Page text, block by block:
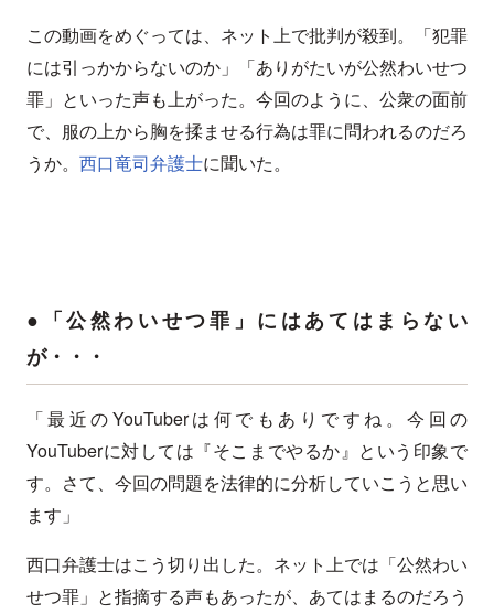
この動画をめぐっては、ネット上で批判が殺到。「犯罪
には引っかからないのか」「ありがたいが公然わいせつ
罪」といった声も上がった。今回のように、公衆の面前
で、服の上から胸を揉ませる行為は罪に問われるのだろ
うか。 西口竜司弁護士に聞いた。
●「公然わいせつ罪」にはあてはまらない
が・・・
「最近のYouTuberは何でもありですね。今回の
YouTuberに対しては『そこまでやるか』という印象で
す。さて、今回の問題を法律的に分析していこうと思い
ます」
西口弁護士はこう切り出した。ネット上では「公然わい
せつ罪」と指摘する声もあったが、あてはまるのだろう